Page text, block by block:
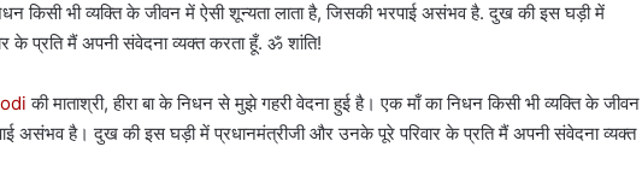
किसी भी व्यक्ति के जीवन में ऐसी शून्यता लाता है, जिसकी भरपाई असंभव है. दुख की इस घड़ी में
के प्रति मैं अपनी संवेदना व्यक्त करता हूँ. ॐ शांति!
की माताश्री, हीरा बा के निधन से मुझे गहरी वेदना हुई है। एक माँ का निधन किसी भी व्यक्ति के जीवन
असंभव है। दुख की इस घड़ी में प्रधानमंत्रीजी और उनके पूरे परिवार के प्रति मैं अपनी संवेदना व्यक्त